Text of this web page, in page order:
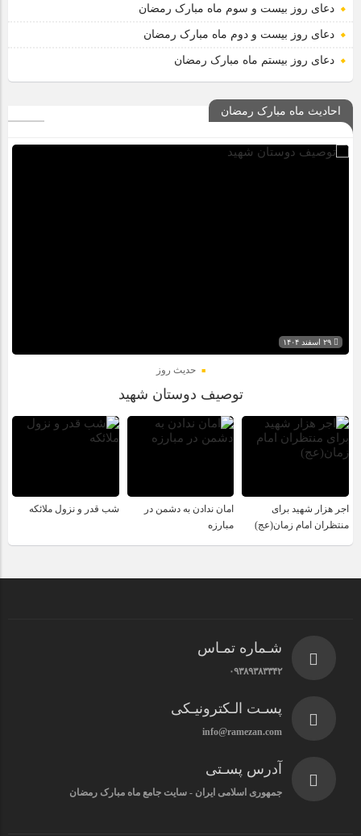
دعای روز بیست و سوم ماه مبارک رمضان
دعای روز بیست و دوم ماه مبارک رمضان
دعای روز بیستم ماه مبارک رمضان
احادیث ماه مبارک رمضان
حدیث روز
توصیف دوستان شهید
اجر هزار شهید برای
منتظران امام زمان(عج)
امان ندادن به دشمن در
مبارزه
شب قدر و نزول ملائکه
شـماره تمـاس
۰۹۳۸۹۳۸۳۳۴۲
پسـت الـکترونیـکی
info@ramezan.com
آدرس پسـتی
جمهوری اسلامی ایران - سایت جامع ماه مبارک رمضان